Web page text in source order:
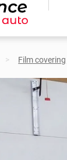
Film covering